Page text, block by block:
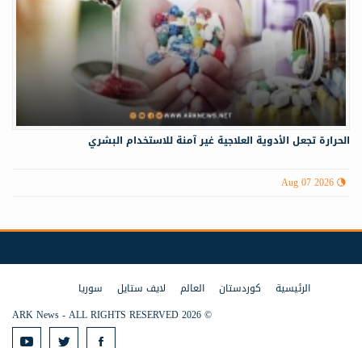
الحرارة تجعل الأدوية العلاجية غير آمنة للاستخدام البشري
Aug 07 2026
الرئيسية كوردستان العالم لايف ستايل
سوريا
© 2026 ARK News - ALL RIGHTS RESERVED